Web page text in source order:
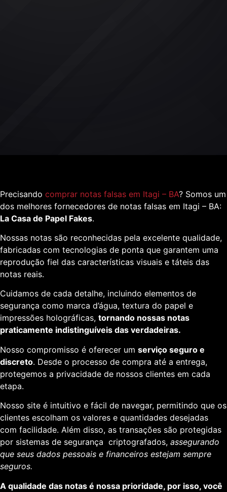
Precisando comprar notas falsas em Itagi – BA? Somos um
dos melhores fornecedores de notas falsas em Itagi – BA:
La Casa de Papel Fakes.
Nossas notas são reconhecidas pela excelente qualidade,
fabricadas com tecnologias de ponta que garantem uma
reprodução fiel das características visuais e táteis das
notas reais.
Cuidamos de cada detalhe, incluindo elementos de
segurança como marca d’água, textura do papel e
impressões holográficas, tornando nossas notas
praticamente indistinguíveis das verdadeiras.
Nosso compromisso é oferecer um serviço seguro e
discreto. Desde o processo de compra até a entrega,
protegemos a privacidade de nossos clientes em cada
etapa.
Nosso site é intuitivo e fácil de navegar, permitindo que os
clientes escolham os valores e quantidades desejadas
com facilidade. Além disso, as transações são protegidas
por sistemas de segurança criptografados, assegurando
que seus dados pessoais e financeiros estejam sempre
seguros.
A qualidade das notas é nossa prioridade, por isso, você